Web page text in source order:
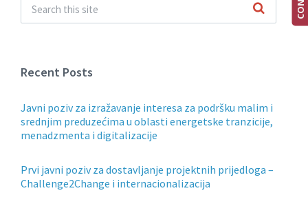
Recent Posts
Javni poziv za izražavanje interesa za podršku malim i
srednjim preduzećima u oblasti energetske tranzicije,
menadzmenta i digitalizacije
Prvi javni poziv za dostavljanje projektnih prijedloga –
Challenge2Change i internacionalizacija